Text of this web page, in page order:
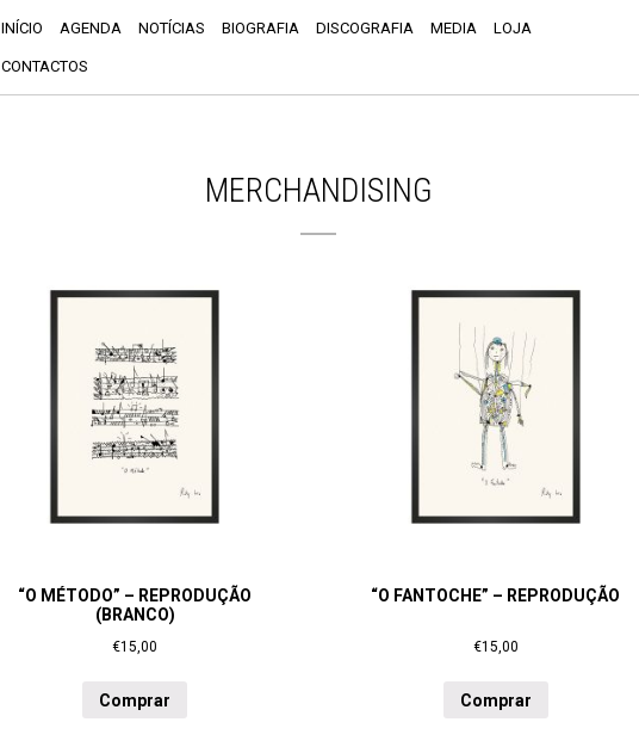
INÍCIO AGENDA NOTÍCIAS BIOGRAFIA DISCOGRAFIA MEDIA LOJA
CONTACTOS
MERCHANDISING
“O MÉTODO” – REPRODUÇÃO
(BRANCO)
€15,00
Comprar
“O FANTOCHE” – REPRODUÇÃO
€15,00
Comprar